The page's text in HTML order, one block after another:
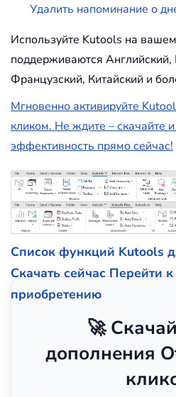
Удалить напоминание о
Используйте Kutools на
поддерживаются
Французский, Китайский и
Мгновенно активируйте
кликом. Не ждите – скачайте
эффективность прямо сейчас!
Список функций Kutools
Скачать сейчас Перейти к
приобретению
🚀
дополнения